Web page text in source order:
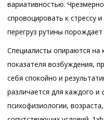
вариативностью.
спровоцировать к стрессу
перегруз рутины
Специалисты опираются на
показателя возбуждения,
себя спокойно и
различается для каждого и
психофизиологии,